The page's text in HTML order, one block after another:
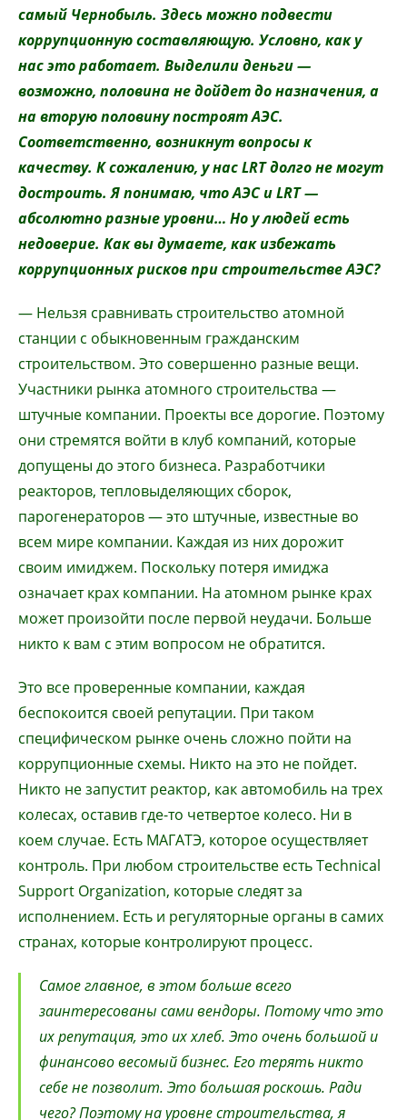
самый Чернобыль. Здесь можно подвести
коррупционную составляющую. Условно, как у
нас это работает. Выделили деньги —
возможно, половина не дойдет до назначения, а
на вторую половину построят АЭС.
Соответственно, возникнут вопросы к
качеству. К сожалению, у нас LRT долго не могут
достроить. Я понимаю, что АЭС и LRT —
абсолютно разные уровни… Но у людей есть
недоверие. Как вы думаете, как избежать
коррупционных рисков при строительстве АЭС?
— Нельзя сравнивать строительство атомной
станции с обыкновенным гражданским
строительством. Это совершенно разные вещи.
Участники рынка атомного строительства —
штучные компании. Проекты все дорогие. Поэтому
они стремятся войти в клуб компаний, которые
допущены до этого бизнеса. Разработчики
реакторов, тепловыделяющих сборок,
парогенераторов — это штучные, известные во
всем мире компании. Каждая из них дорожит
своим имиджем. Поскольку потеря имиджа
означает крах компании. На атомном рынке крах
может произойти после первой неудачи. Больше
никто к вам с этим вопросом не обратится.
Это все проверенные компании, каждая
беспокоится своей репутации. При таком
специфическом рынке очень сложно пойти на
коррупционные схемы. Никто на это не пойдет.
Никто не запустит реактор, как автомобиль на трех
колесах, оставив где-то четвертое колесо. Ни в
коем случае. Есть МАГАТЭ, которое осуществляет
контроль. При любом строительстве есть Technical
Support Organization, которые следят за
исполнением. Есть и регуляторные органы в самих
странах, которые контролируют процесс.
Самое главное, в этом больше всего
заинтересованы сами вендоры. Потому что это
их репутация, это их хлеб. Это очень большой и
финансово весомый бизнес. Его терять никто
себе не позволит. Это большая роскошь. Ради
чего? Поэтому на уровне строительства, я